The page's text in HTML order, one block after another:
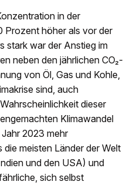
in der
Prozent höher als vor der
stark war der Anstieg im
neben den jährlichen CO₂-
von Öl, Gas und Kohle,
sind, auch
dieser
Klimawandel
2023 mehr
die meisten Länder der Welt
und den USA) und
sich selbst